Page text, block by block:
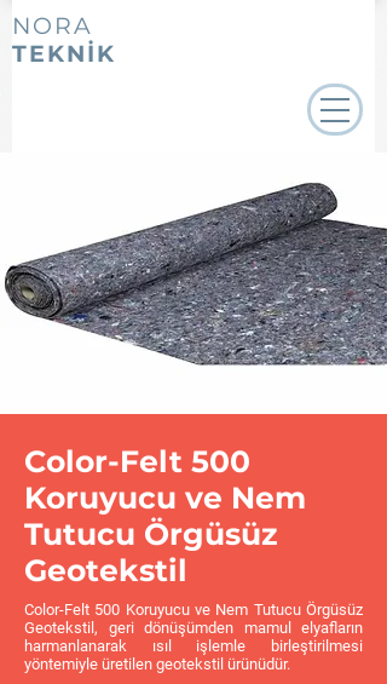
NORA
TEKNİK
Color-Felt 500
Koruyucu ve Nem
Tutucu Örgüsüz
Geotekstil
Color-Felt 500 Koruyucu ve Nem Tutucu Örgüsüz
Geotekstil, geri dönüşümden mamul elyafların
harmanlanarak ısıl işlemle birleştirilmesi
yöntemiyle üretilen geotekstil ürünüdür.